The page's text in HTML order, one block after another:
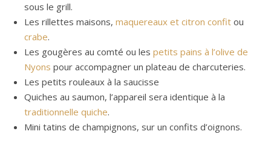
sous le grill.
Les rillettes maisons, maquereaux et citron confit ou
crabe.
Les gougères au comté ou les petits pains à l’olive de
Nyons pour accompagner un plateau de charcuteries.
Les petits rouleaux à la saucisse
Quiches au saumon, l’appareil sera identique à la
traditionnelle quiche.
Mini tatins de champignons, sur un confits d’oignons.